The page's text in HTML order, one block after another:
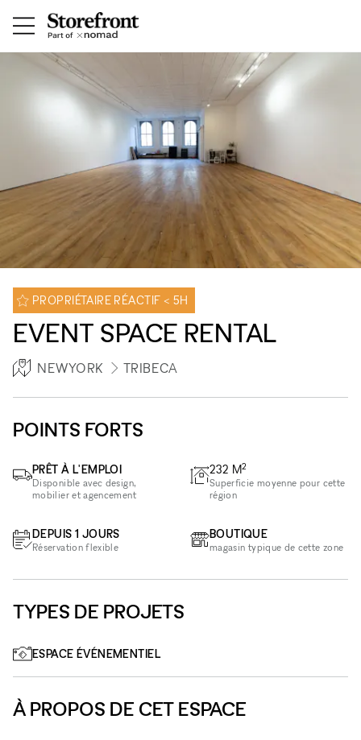
PROPRIÉTAIRE RÉACTIF < 5H
EVENT SPACE RENTAL
NEWYORK TRIBECA
POINTS FORTS
PRÊT À L'EMPLOI
Disponible avec design,
mobilier et agencement
DEPUIS 1 JOURS
Réservation flexible
232 M2
Superficie moyenne pour cette
région
BOUTIQUE
magasin typique de cette zone
TYPES DE PROJETS
ESPACE ÉVÉNEMENTIEL
À PROPOS DE CET ESPACE